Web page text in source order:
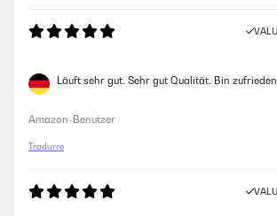
Läuft sehr gut. Sehr gut Qualität. Bin
Amazon-Benutzer
Tradurre